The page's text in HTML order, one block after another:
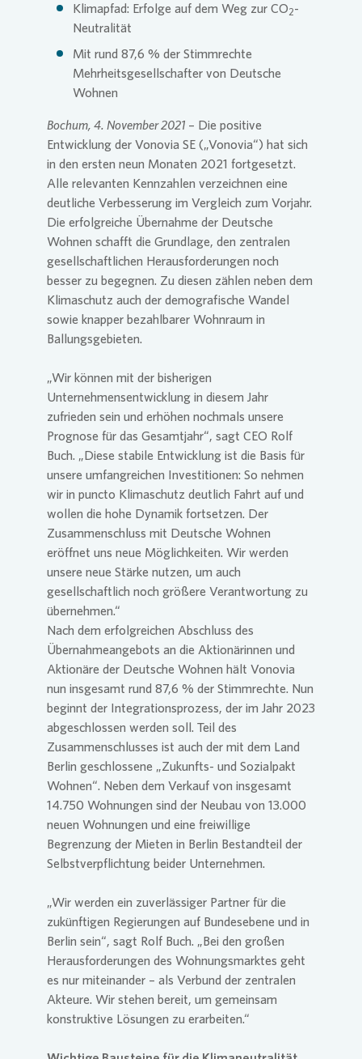
Klimapfad: Erfolge auf dem Weg zur CO2-
Neutralität
Mit rund 87,6 % der Stimmrechte
Mehrheitsgesellschafter von Deutsche
Wohnen
Bochum, 4. November 2021 – Die positive
Entwicklung der Vonovia SE („Vonovia“) hat sich
in den ersten neun Monaten 2021 fortgesetzt.
Alle relevanten Kennzahlen verzeichnen eine
deutliche Verbesserung im Vergleich zum Vorjahr.
Die erfolgreiche Übernahme der Deutsche
Wohnen schafft die Grundlage, den zentralen
gesellschaftlichen Herausforderungen noch
besser zu begegnen. Zu diesen zählen neben dem
Klimaschutz auch der demografische Wandel
sowie knapper bezahlbarer Wohnraum in
Ballungsgebieten.
„Wir können mit der bisherigen
Unternehmensentwicklung in diesem Jahr
zufrieden sein und erhöhen nochmals unsere
Prognose für das Gesamtjahr“, sagt CEO Rolf
Buch. „Diese stabile Entwicklung ist die Basis für
unsere umfangreichen Investitionen: So nehmen
wir in puncto Klimaschutz deutlich Fahrt auf und
wollen die hohe Dynamik fortsetzen. Der
Zusammenschluss mit Deutsche Wohnen
eröffnet uns neue Möglichkeiten. Wir werden
unsere neue Stärke nutzen, um auch
gesellschaftlich noch größere Verantwortung zu
übernehmen.“
Nach dem erfolgreichen Abschluss des
Übernahmeangebots an die Aktionärinnen und
Aktionäre der Deutsche Wohnen hält Vonovia
nun insgesamt rund 87,6 % der Stimmrechte. Nun
beginnt der Integrationsprozess, der im Jahr 2023
abgeschlossen werden soll. Teil des
Zusammenschlusses ist auch der mit dem Land
Berlin geschlossene „Zukunfts- und Sozialpakt
Wohnen“. Neben dem Verkauf von insgesamt
14.750 Wohnungen sind der Neubau von 13.000
neuen Wohnungen und eine freiwillige
Begrenzung der Mieten in Berlin Bestandteil der
Selbstverpflichtung beider Unternehmen.
„Wir werden ein zuverlässiger Partner für die
zukünftigen Regierungen auf Bundesebene und in
Berlin sein“, sagt Rolf Buch. „Bei den großen
Herausforderungen des Wohnungsmarktes geht
es nur miteinander – als Verbund der zentralen
Akteure. Wir stehen bereit, um gemeinsam
konstruktive Lösungen zu erarbeiten.“